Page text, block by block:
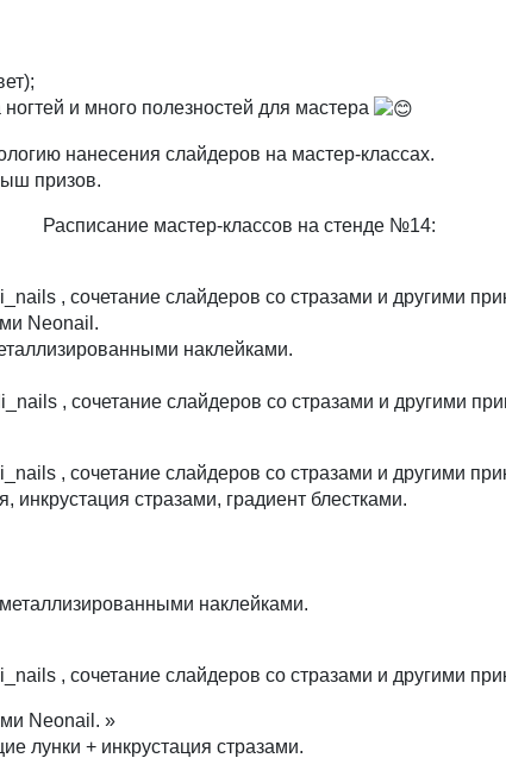
и много полезностей для мастера
нанесения слайдеров на мастер-классах.
призов.
Расписание мастер-классов на стенде №14:
, сочетание слайдеров со стразами и другими
Neonail.
наклейками.
, сочетание слайдеров со стразами и другими
, сочетание слайдеров со стразами и другими
стразами, градиент блестками.
наклейками.
, сочетание слайдеров со стразами и другими
Neonail. »
лунки + инкрустация стразами.